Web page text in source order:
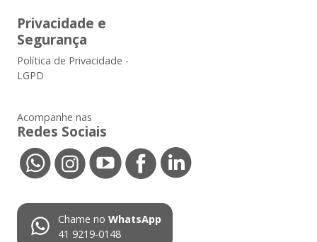
Privacidade e
Segurança
Política de Privacidade -
LGPD
Acompanhe nas
Redes Sociais
Chame no WhatsApp
41 9219-0148